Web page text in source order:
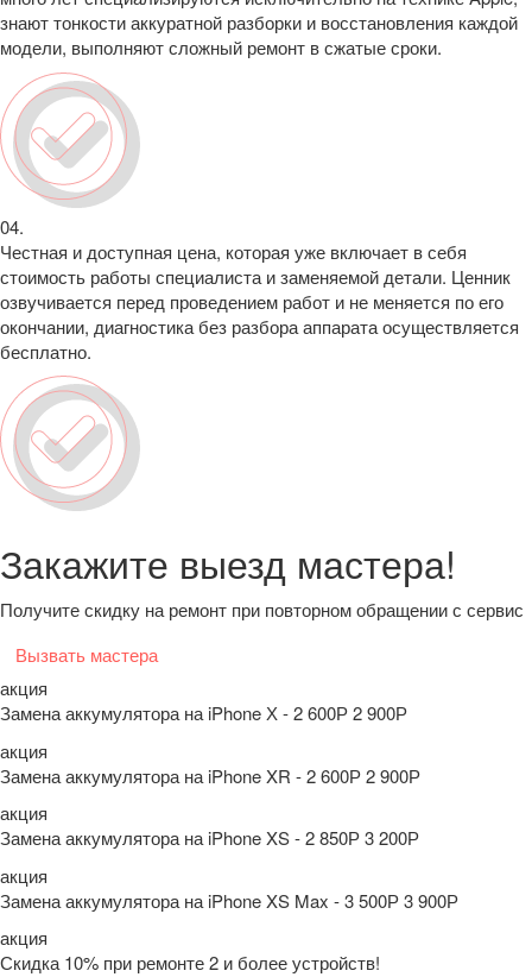
знают тонкости аккуратной разборки и восстановления каждой
модели, выполняют сложный ремонт в сжатые сроки.
04.
Честная и доступная цена, которая уже включает в себя
стоимость работы специалиста и заменяемой детали. Ценник
озвучивается перед проведением работ и не меняется по его
окончании, диагностика без разбора аппарата осуществляется
бесплатно.
Закажите выезд мастера!
Получите скидку на ремонт при повторном обращении с сервис
Вызвать мастера
акция
Замена аккумулятора на iPhone Х - 2 600Р2 900Р
акция
Замена аккумулятора на iPhone XR - 2 600Р2 900Р
акция
Замена аккумулятора на iPhone XS - 2 850Р3 200Р
акция
Замена аккумулятора на iPhone XS Max - 3 500Р3 900Р
акция
Скидка 10% при ремонте 2 и более устройств!